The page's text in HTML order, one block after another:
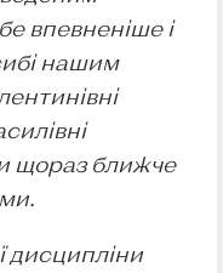
впевненіше і
нашим
щораз ближче
дисципліни